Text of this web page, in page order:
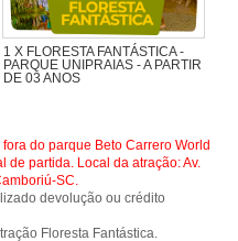
1 X FLORESTA FANTÁSTICA -
PARQUE UNIPRAIAS - A PARTIR
DE 03 ANOS
do parque Beto Carrero World
partida. Local da atração: Av.
SC.
devolução ou crédito